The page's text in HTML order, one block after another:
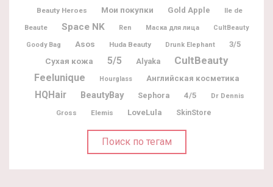
Beauty Heroes Мои покупки Gold Apple
Ile de
Beaute
Space NK Ren Маска для лица CultBeauty
Goody Bag Asos Huda Beauty Drunk Elephant
3/5
Сухая кожа
5/5 Alyaka CultBeauty
Feelunique Hourglass Английская косметика
HQHair BeautyBay Sephora 4/5
Dr Dennis
Gross
Elemis LoveLula SkinStore
Поиск по тегам